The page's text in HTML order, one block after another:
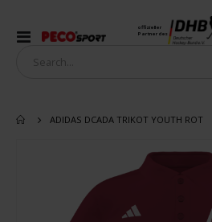
Navigation
offizieller
Partner des
ADIDAS DCADA TRIKOT YOUTH ROT